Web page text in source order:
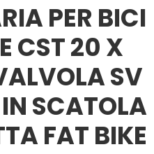
PER BICI
CST 20 X
SV
SCATOLA
FAT BIKE